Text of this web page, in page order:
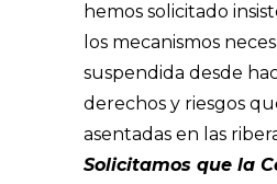
hemos solicitado
los mecanismos
suspendida desde
derechos y riesgos
asentadas en las
Solicitamos que la